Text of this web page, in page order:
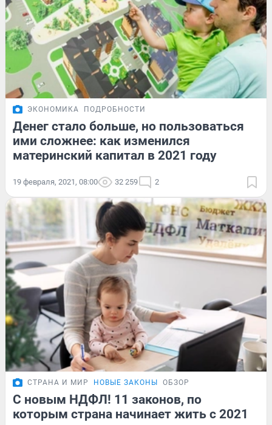
ЭКОНОМИКА ПОДРОБНОСТИ
Денег стало больше, но пользоваться
ими сложнее: как изменился
материнский капитал в 2021 году
19 февраля, 2021, 08:00 32 259 2
СТРАНА И МИР НОВЫЕ ЗАКОНЫ ОБЗОР
С новым НДФЛ! 11 законов, по
которым страна начинает жить с 2021